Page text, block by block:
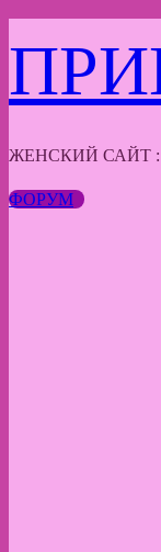
к
содержимому
ЖЕНСКИЙ САЙТ :
ФОРУМ